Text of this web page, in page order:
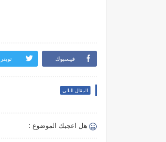
فيسبوك تويتر
المقال التالي
هل اعجبك الموضوع :